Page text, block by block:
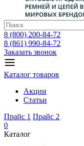
8 (800) 200-84-72
8 (861) 990-84-72
Заказать звонок
Каталог товаров
Акции
Статьи
Прайс 1 Прайс 2
0
Каталог